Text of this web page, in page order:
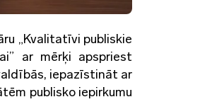
„Kvalitatīvi publiskie
ar mērķi apspriest
iepazīstināt ar
publisko iepirkumu